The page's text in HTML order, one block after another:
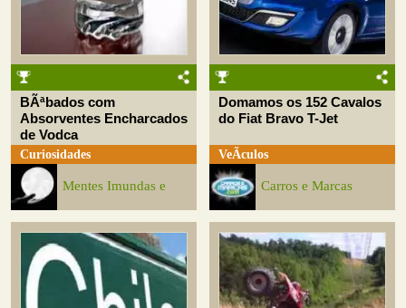
BÃªbados com
Absorventes Encharcados
de Vodca
Curiosidades
Mentes Imundas e
Domamos os 152 Cavalos
do Fiat Bravo T-Jet
VeÃ­culos
Carros e Marcas